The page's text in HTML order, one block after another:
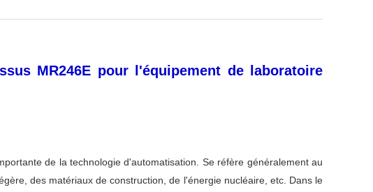
MR246E pour l'équipement de laboratoire
de la technologie d'automatisation. Se réfère généralement au
des matériaux de construction, de l'énergie nucléaire, etc. Dans le